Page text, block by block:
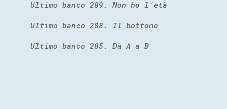
Ultimo banco 289. Non ho l’età
Ultimo banco 288. Il bottone
Ultimo banco 285. Da A a B